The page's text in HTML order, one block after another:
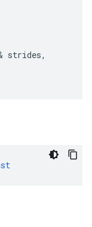
strides,